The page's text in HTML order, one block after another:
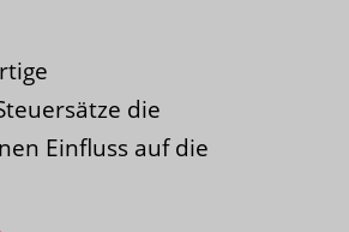
die
Einfluss auf die